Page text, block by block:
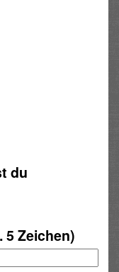
du
5 Zeichen)